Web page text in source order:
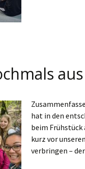
hat in den
beim
kurz vor
verbringen –